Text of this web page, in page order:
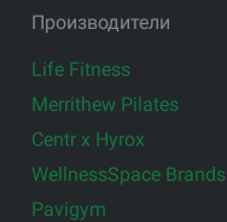
Производители
Life Fitness
Merrithew Pilates
Centr x Hyrox
WellnessSpace Brands
Pavigym